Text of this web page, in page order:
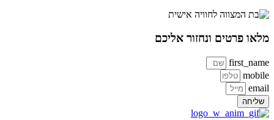
מלאו פרטים ונחזור אליכם
first_name
mobile
email
שליחה